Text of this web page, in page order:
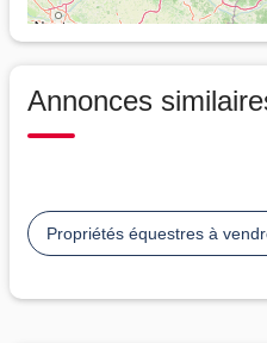
Annonces
Propriétés équestres à